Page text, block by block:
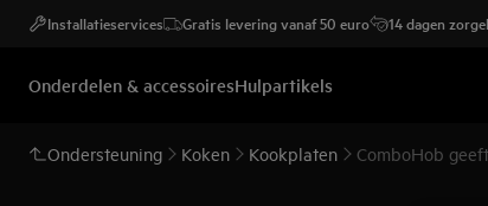
Installatieservices Gratis levering vanaf 50 euro 14 dagen
Onderdelen & accessoiresHulpartikels
Ondersteuning Koken Kookplaten ComboHob